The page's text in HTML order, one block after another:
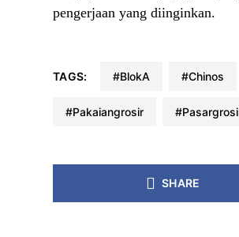
pengerjaan yang diinginkan.
TAGS: #blokA #chinos
#pakaiangrosir
SHARE